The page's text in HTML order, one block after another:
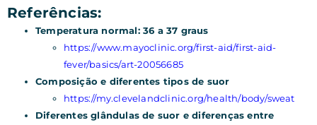
Referências:
Temperatura normal: 36 a 37 graus
https://www.mayoclinic.org/first-aid/first-aid-
fever/basics/art-20056685
Composição e diferentes tipos de suor
https://my.clevelandclinic.org/health/body/sweat
Diferentes glândulas de suor e diferenças entre